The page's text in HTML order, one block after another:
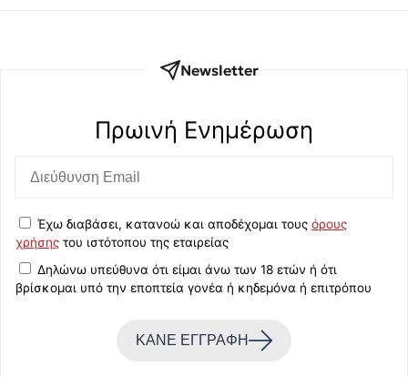
Newsletter
Πρωινή Eνημέρωση
Έχω διαβάσει, κατανοώ και αποδέχομαι τους όρους
χρήσης του ιστότοπου της εταιρείας
Δηλώνω υπεύθυνα ότι είμαι άνω των 18 ετών ή ότι
βρίσκομαι υπό την εποπτεία γονέα ή κηδεμόνα ή επιτρόπου
ΚΑΝΕ ΕΓΓΡΑΦΗ